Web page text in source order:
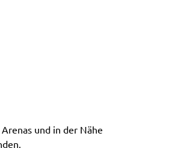
und in der Nähe